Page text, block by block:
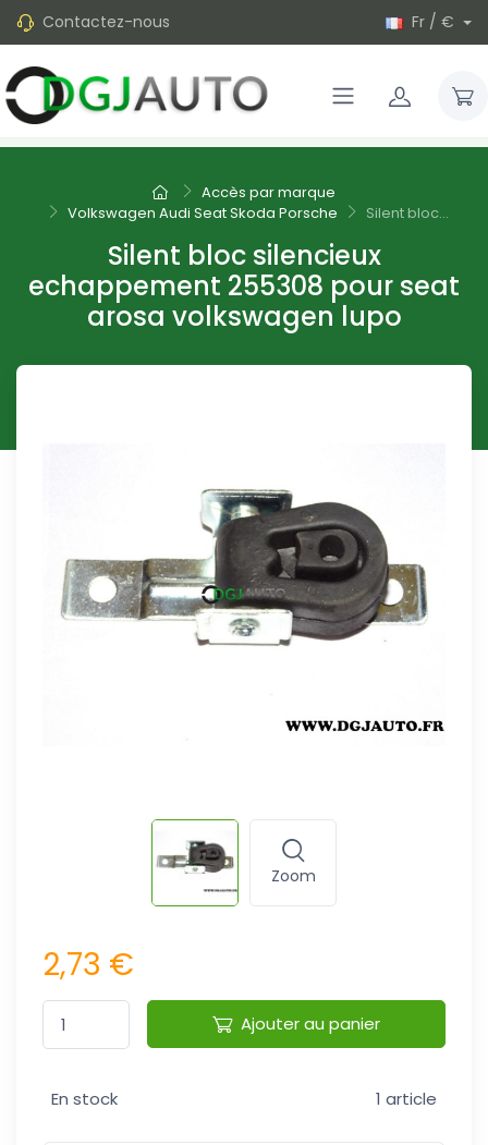
Contactez-nous Fr / €
Accès par marque
Volkswagen Audi Seat Skoda Porsche
Silent bloc...
Silent bloc silencieux
echappement 255308 pour seat
arosa volkswagen lupo
Zoom
2,73 €
Ajouter au panier
En stock 1 article